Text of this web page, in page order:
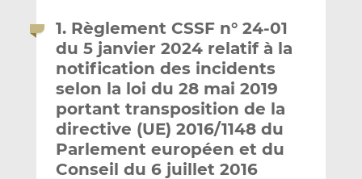
1. Règlement CSSF n° 24-01
du 5 janvier 2024 relatif à la
notification des incidents
selon la loi du 28 mai 2019
portant transposition de la
directive (UE) 2016/1148 du
Parlement européen et du
Conseil du 6 juillet 2016